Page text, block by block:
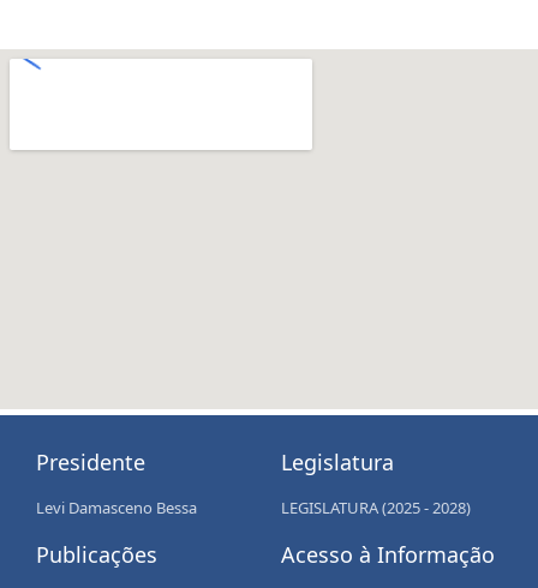
Presidente
Levi Damasceno Bessa
Publicações
Legislatura
LEGISLATURA (2025 - 2028)
Acesso à Informação